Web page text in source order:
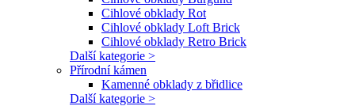
Cihlové obklady Rot
Cihlové obklady Loft Brick
Cihlové obklady Retro Brick
Další kategorie >
Přírodní kámen
Kamenné obklady z břidlice
Další kategorie >